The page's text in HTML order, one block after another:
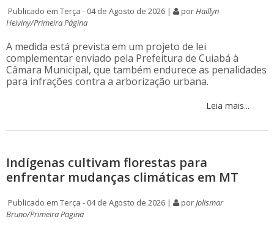
Publicado em Terça - 04 de Agosto de 2026 | por Haillyn
Heiviny/Primeira Página
A medida está prevista em um projeto de lei
complementar enviado pela Prefeitura de Cuiabá à
Câmara Municipal, que também endurece as penalidades
para infrações contra a arborização urbana.
Leia mais...
Indígenas cultivam florestas para
enfrentar mudanças climáticas em MT
Publicado em Terça - 04 de Agosto de 2026 | por Jolismar
Bruno/Primeira Pagina